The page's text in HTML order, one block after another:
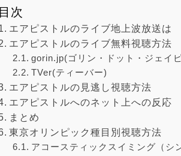
目次
エアピストルのライブ地上波放送は
エアピストルのライブ無料視聴方法
gorin.jp(ゴリン・ドット・ジェイ
TVer(ティーバー)
エアピストルの見逃し視聴方法
エアピストルへのネット上への反応
まとめ
東京オリンピック種目別視聴方法
アコースティックスイミング（シ